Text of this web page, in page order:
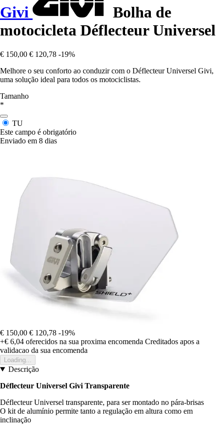
Givi
Bolha de
motocicleta Déflecteur Universel
€ 150,00 € 120,78 -19%
Melhore o seu conforto ao conduzir com o Déflecteur Universel Givi,
uma solução ideal para todos os motociclistas.
Tamanho
*
TU
Este campo é obrigatório
Enviado em 8 dias
€ 150,00 € 120,78 -19%
+€ 6,04 oferecidos na sua proxima encomenda Creditados apos a
validacao da sua encomenda
Loading...
Descrição
Déflecteur Universel Givi Transparente
Déflecteur Universel transparente, para ser montado no pára-brisas
O kit de alumínio permite tanto a regulação em altura como em
inclinação